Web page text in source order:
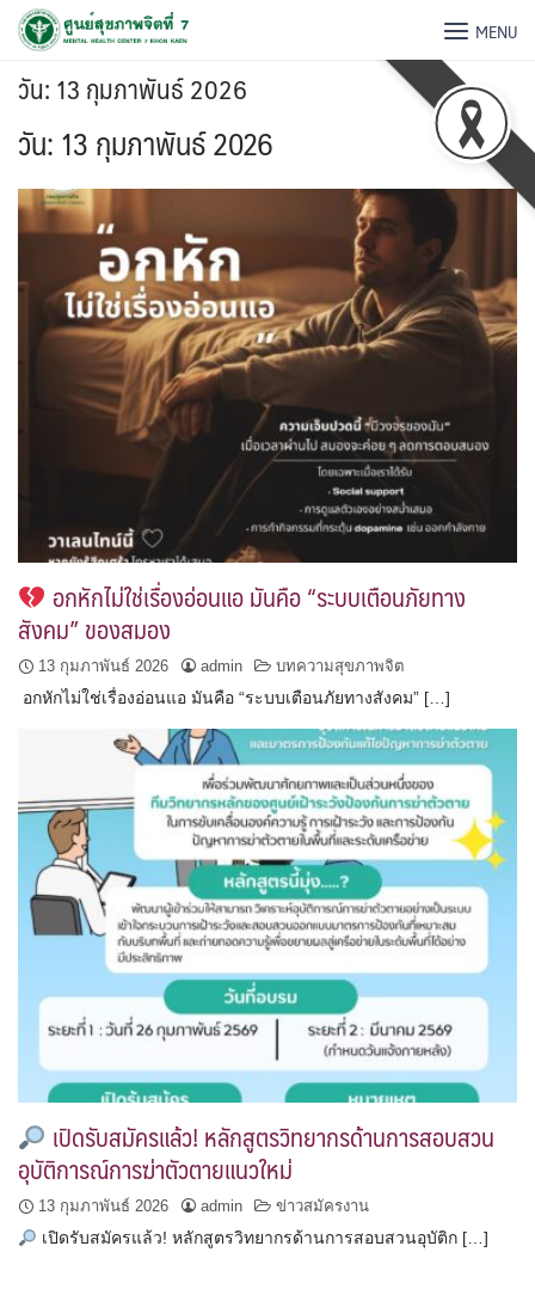
MENU
วัน:13 กุมภาพันธ์ 2026
วัน:13 กุมภาพันธ์ 2026
อกหักไม่ใช่เรื่องอ่อนแอ มันคือ “ระบบเตือนภัยทาง
สังคม” ของสมอง
13 กุมภาพันธ์ 2026 admin บทความสุขภาพจิต
อกหักไม่ใช่เรื่องอ่อนแอ มันคือ “ระบบเตือนภัยทางสังคม” […]
เปิดรับสมัครแล้ว! หลักสูตรวิทยากรด้านการสอบสวน
อุบัติการณ์การฆ่าตัวตายแนวใหม่
13 กุมภาพันธ์ 2026 admin ข่าวสมัครงาน
เปิดรับสมัครแล้ว! หลักสูตรวิทยากรด้านการสอบสวนอุบัติก […]